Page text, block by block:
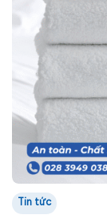
Tin tức